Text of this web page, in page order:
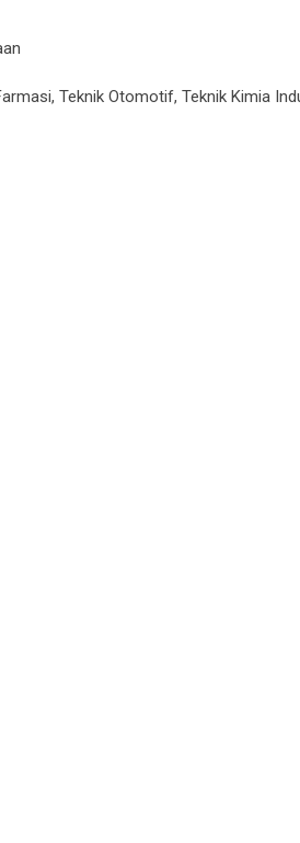
Teknik Otomotif, Teknik Kimia